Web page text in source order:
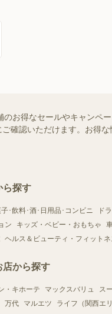
お得なセールやキャンペ
確認いただけます。お得な
ら探す
･飲料･酒･日用品･コンビニ ド
ン キッズ・ベビー・おもちゃ
ヘルス＆ビューティ・フィットネ
店から探す
・キホーテ マックスバリュ ス
万代 マルエツ ライフ（関西エリ